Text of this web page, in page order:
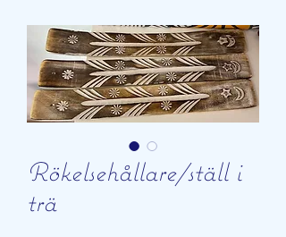
Rökelsehållare/ställ i
trä